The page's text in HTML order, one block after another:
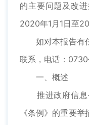
的主要问题及改
2020年1月1日至
如对本报告有任
联系，电话：
一、概述
推进政府信息
《条例》的重要